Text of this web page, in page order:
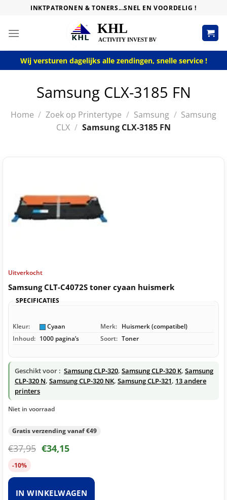
content
INKTPATRONEN & TONERS...SNEL EN VOORDELIG !
Wij versturen dagelijks alle zendingen, snelle service !
Samsung CLX-3185 FN
Home / Zoek op Printertype / Samsung / Samsung
CLX / Samsung CLX-3185 FN
Uitverkocht
Samsung CLT-C4072S toner cyaan huismerk
SPECIFICATIES
Kleur: Cyaan Merk: Huismerk (compatibel)
Inhoud: 1000 pagina’s Soort: Toner
Geschikt voor : Samsung CLP-320, Samsung CLP-320 K, Samsung
CLP-320 N, Samsung CLP-320 NK, Samsung CLP-321, 13 andere
printers
Niet in voorraad
Gratis verzending vanaf €49
€37,95 €34,15
-10%
IN WINKELWAGEN